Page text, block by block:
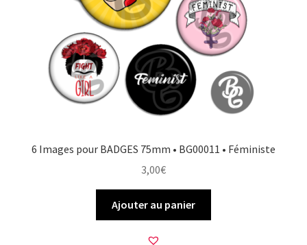
6 Images pour BADGES 75mm • BG00011 • Féministe
3,00€
Ajouter au panier